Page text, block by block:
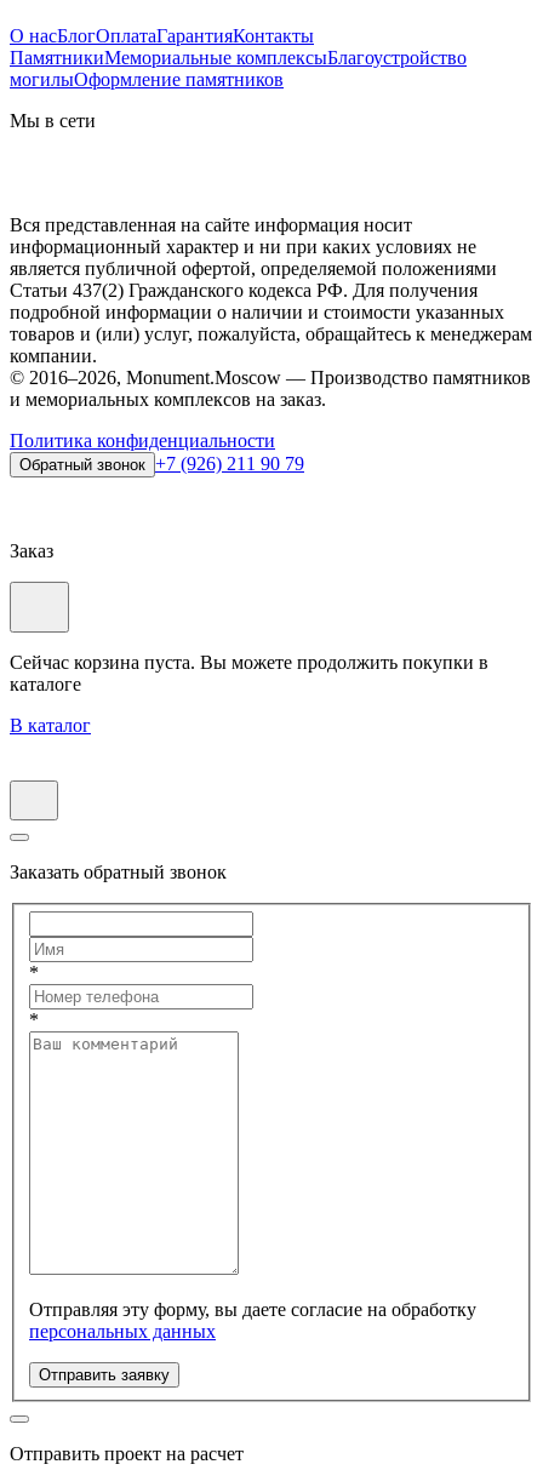
О насБлогОплатаГарантияКонтакты
ПамятникиМемориальные комплексыБлагоустройство
могилыОформление памятников
Мы в сети
Вся представленная на сайте информация носит
информационный характер и ни при каких условиях не
является публичной офертой, определяемой положениями
Статьи 437(2) Гражданского кодекса РФ. Для получения
подробной информации о наличии и стоимости указанных
товаров и (или) услуг, пожалуйста, обращайтесь к менеджерам
компании.
© 2016–2026, Monument.Moscow — Производство памятников
и мемориальных комплексов на заказ.
Политика конфиденциальности
Обратный звонок +7 (926) 211 90 79
Заказ
Сейчас корзина пуста. Вы можете продолжить покупки в
каталоге
В каталог
Заказать обратный звонок
*
*
Отправляя эту форму, вы даете согласие на обработку
персональных данных
Отправить заявку
Отправить проект на расчет